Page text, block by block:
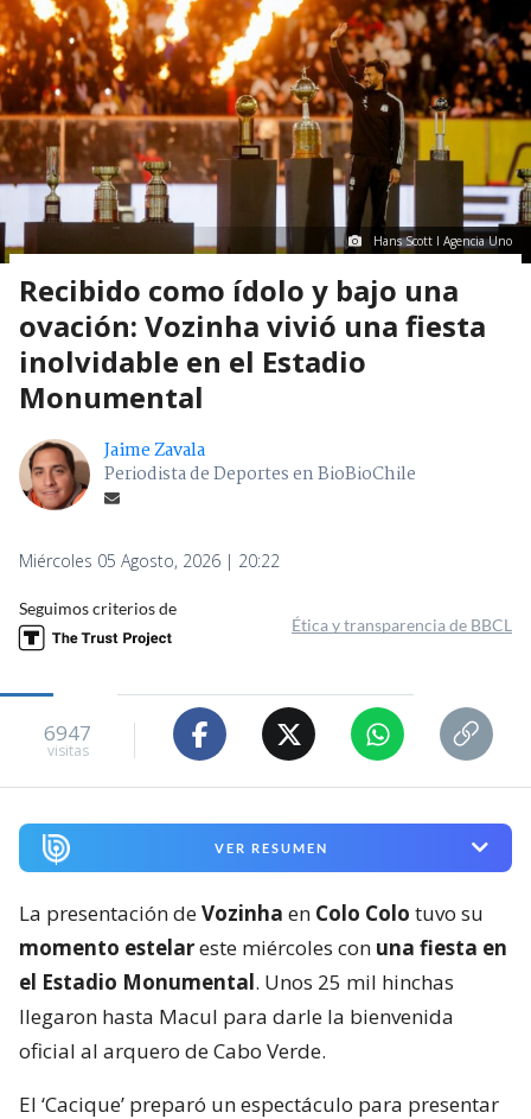
Hans Scott I Agencia Uno
Recibido como ídolo y bajo una
ovación: Vozinha vivió una fiesta
inolvidable en el Estadio
Monumental
Jaime Zavala
Periodista de Deportes en BioBioChile
Miércoles 05 Agosto, 2026 | 20:22
Seguimos criterios de
Ética y transparencia de BBCL
6947
visitas
VER RESUMEN
La presentación deVozinha en Colo Colo tuvo su
momento estelareste miércoles con una fiesta en
el Estadio Monumental. Unos 25 mil hinchas
llegaron hasta Macul para darle la bienvenida
oficial al arquero de Cabo Verde.
El ‘Cacique’ preparó un espectáculo para presentar